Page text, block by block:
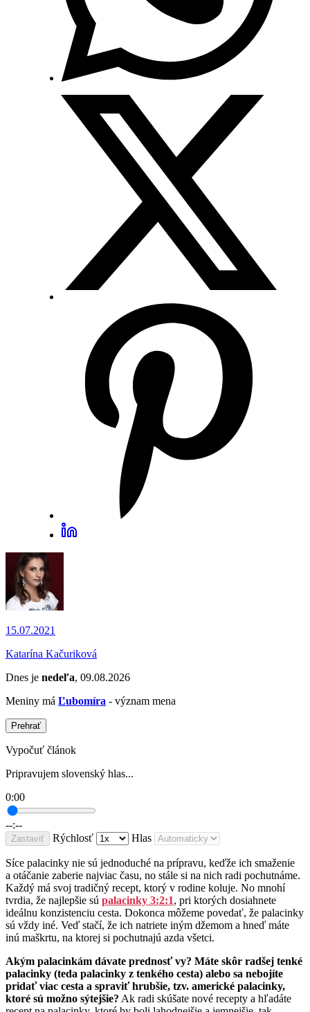
15.07.2021
Katarína Kačuriková
Dnes je nedeľa, 09.08.2026
Meniny má Ľubomíra - význam mena
Prehrať
Vypočuť článok
Pripravujem slovenský hlas...
0:00
--:--
Zastaviť Rýchlosť Hlas
Síce palacinky nie sú jednoduché na prípravu, keďže ich smaženie
a otáčanie zaberie najviac času, no stále si na nich radi pochutnáme.
Každý má svoj tradičný recept, ktorý v rodine koluje. No mnohí
tvrdia, že najlepšie sú palacinky 3:2:1, pri ktorých dosiahnete
ideálnu konzistenciu cesta. Dokonca môžeme povedať, že palacinky
sú vždy iné. Veď stačí, že ich natriete iným džemom a hneď máte
inú maškrtu, na ktorej si pochutnajú azda všetci.
Akým palacinkám dávate prednosť vy? Máte skôr radšej tenké
palacinky (teda palacinky z tenkého cesta) alebo sa nebojíte
pridať viac cesta a spraviť hrubšie, tzv. americké palacinky,
ktoré sú možno sýtejšie? Ak radi skúšate nové recepty a hľadáte